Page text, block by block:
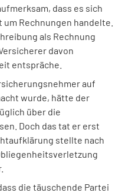
dass es sich
Rechnungen handelte.
als Rechnung
davon
entspräche.
auf
wurde, hätte der
über die
Doch das tat er erst
stellte nach
die täuschende Partei